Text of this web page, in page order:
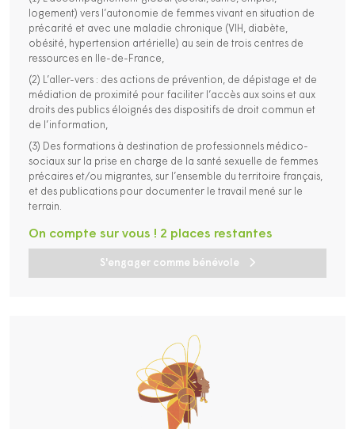
logement) vers l’autonomie de femmes vivant en situation de
précarité et avec une maladie chronique (VIH, diabète,
obésité, hypertension artérielle) au sein de trois centres de
ressources en Ile-de-France,
(2) L’aller-vers : des actions de prévention, de dépistage et de
médiation de proximité pour faciliter l’accès aux soins et aux
droits des publics éloignés des dispositifs de droit commun et
de l’information,
(3) Des formations à destination de professionnels médico-
sociaux sur la prise en charge de la santé sexuelle de femmes
précaires et/ou migrantes, sur l’ensemble du territoire français,
et des publications pour documenter le travail mené sur le
terrain.
S'engager comme bénévole
On compte sur vous ! 2 places restantes